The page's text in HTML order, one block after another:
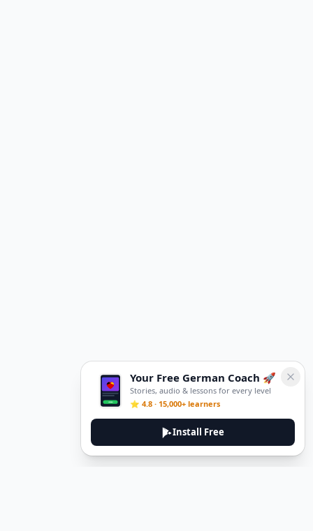
Your Free German Coach 🚀
Stories, audio & lessons for every level
⭐ 4.8 · 15,000+ learners
Install Free